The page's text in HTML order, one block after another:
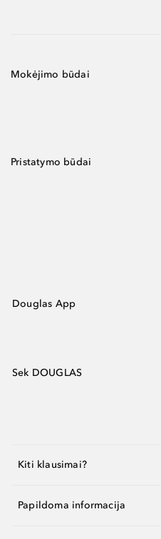
Mokėjimo būdai
Pristatymo būdai
Douglas App
Sek DOUGLAS
Kiti klausimai?
Papildoma informacija